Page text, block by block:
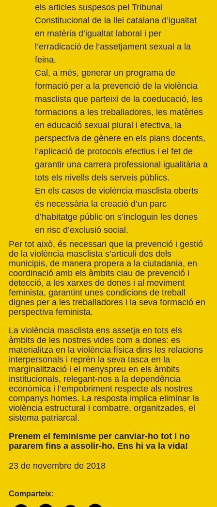
els articles suspesos pel Tribunal
Constitucional de la llei catalana d’igualtat
en matèria d’igualtat laboral i per
l’erradicació de l’assetjament sexual a la
feina.
Cal, a més, generar un programa de
formació per a la prevenció de la violència
masclista que parteixi de la coeducació, les
formacions a les treballadores, les matèries
en educació sexual plural i efectiva, la
perspectiva de gènere en els plans docents,
l’aplicació de protocols efectius i el fet de
garantir una carrera professional igualitària a
tots els nivells dels serveis públics.
En els casos de violència masclista oberts
és necessària la creació d’un parc
d’habitatge públic on s’incloguin les dones
en risc d’exclusió social.
Per tot això, és necessari que la prevenció i gestió
de la violència masclista s’articuli des dels
municipis, de manera propera a la ciutadania, en
coordinació amb els àmbits clau de prevenció i
detecció, a les xarxes de dones i al moviment
feminista, garantint unes condicions de treball
dignes per a les treballadores i la seva formació en
perspectiva feminista.
La violència masclista ens assetja en tots els
àmbits de les nostres vides com a dones: es
materialitza en la violència física dins les relacions
interpersonals i reprèn la seva tasca en la
marginalització i el menyspreu en els àmbits
institucionals, relegant-nos a la dependència
econòmica i l’empobriment respecte als nostres
companys homes. La resposta implica eliminar la
violència estructural i combatre, organitzades, el
sistema patriarcal.
Prenem el feminisme per canviar-ho tot i no
pararem fins a assolir-ho. Ens hi va la vida!
23 de novembre de 2018
Comparteix: